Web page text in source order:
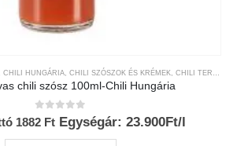
CHILI HUNGÁRIA, CHILI SZÓSZOK ÉS KRÉMEK, CHILI TERMÉKEK
chili szósz 100ml-Chili Hungária
0 az 5-ből
1882 Ft Egységár: 23.900Ft/l